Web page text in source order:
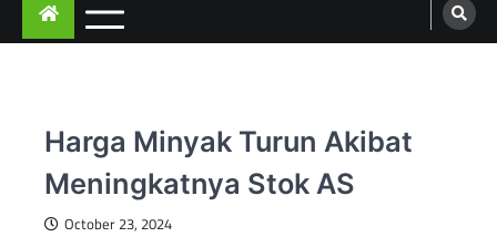
Harga Minyak Turun Akibat
Meningkatnya Stok AS
October 23, 2024